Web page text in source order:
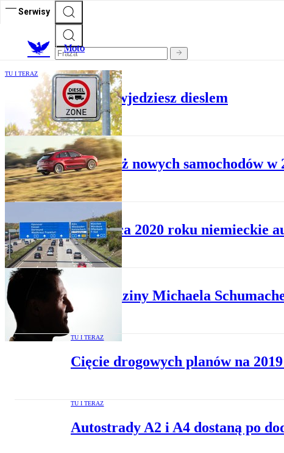
Serwisy
Moto
TU I TERAZ
Do Stuttgartu nie wjedziesz dieslem
TU I TERAZ
Sprzedaż nowych samochodów
Od końca 2020 roku niemieckie
50. urodziny Michaela
TU I TERAZ
Cięcie drogowych planów na
TU I TERAZ
Autostrady A2 i A4 dostaną po